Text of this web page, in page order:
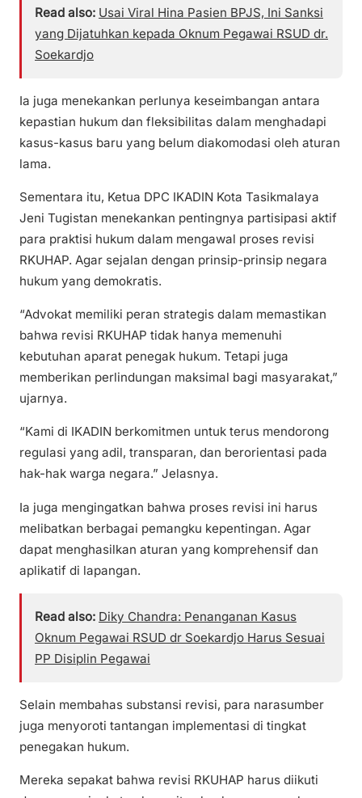
Read also: Usai Viral Hina Pasien BPJS, Ini Sanksi
yang Dijatuhkan kepada Oknum Pegawai RSUD dr.
Soekardjo
Ia juga menekankan perlunya keseimbangan antara
kepastian hukum dan fleksibilitas dalam menghadapi
kasus-kasus baru yang belum diakomodasi oleh aturan
lama.
Sementara itu, Ketua DPC IKADIN Kota Tasikmalaya
Jeni Tugistan menekankan pentingnya partisipasi aktif
para praktisi hukum dalam mengawal proses revisi
RKUHAP. Agar sejalan dengan prinsip-prinsip negara
hukum yang demokratis.
“Advokat memiliki peran strategis dalam memastikan
bahwa revisi RKUHAP tidak hanya memenuhi
kebutuhan aparat penegak hukum. Tetapi juga
memberikan perlindungan maksimal bagi masyarakat,”
ujarnya.
“Kami di IKADIN berkomitmen untuk terus mendorong
regulasi yang adil, transparan, dan berorientasi pada
hak-hak warga negara.” Jelasnya.
Ia juga mengingatkan bahwa proses revisi ini harus
melibatkan berbagai pemangku kepentingan. Agar
dapat menghasilkan aturan yang komprehensif dan
aplikatif di lapangan.
Read also: Diky Chandra: Penanganan Kasus
Oknum Pegawai RSUD dr Soekardjo Harus Sesuai
PP Disiplin Pegawai
Selain membahas substansi revisi, para narasumber
juga menyoroti tantangan implementasi di tingkat
penegakan hukum.
Mereka sepakat bahwa revisi RKUHAP harus diikuti